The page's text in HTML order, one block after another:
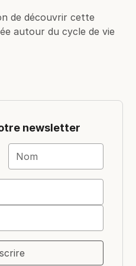
de découvrir cette
autour du cycle de vie
newsletter